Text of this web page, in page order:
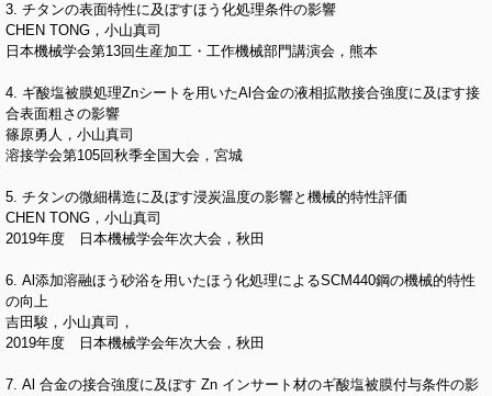
3. チタンの表面特性に及ぼすほう化処理条件の影響
CHEN TONG，小山真司
日本機械学会第13回生産加工・工作機械部門講演会，熊本
4. ギ酸塩被膜処理Znシートを用いたAl合金の液相拡散接合強度に及ぼす接
合表面粗さの影響
篠原勇人，小山真司
溶接学会第105回秋季全国大会，宮城
5. チタンの微細構造に及ぼす浸炭温度の影響と機械的特性評価
CHEN TONG，小山真司
2019年度 日本機械学会年次大会，秋田
6. Al添加溶融ほう砂浴を用いたほう化処理によるSCM440鋼の機械的特性
の向上
吉田駿，小山真司，
2019年度 日本機械学会年次大会，秋田
7. Al 合金の接合強度に及ぼす Zn インサート材のギ酸塩被膜付与条件の影